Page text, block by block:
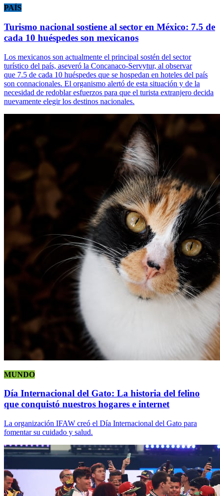
PAÍS
Turismo nacional sostiene al sector en México: 7.5 de
cada 10 huéspedes son mexicanos
Los mexicanos son actualmente el principal sostén del sector
turístico del país, aseveró la Concanaco-Servytur, al observar
que 7.5 de cada 10 huéspedes que se hospedan en hoteles del país
son connacionales. El organismo alertó de esta situación y de la
necesidad de redoblar esfuerzos para que el turista extranjero decida
nuevamente elegir los destinos nacionales.
MUNDO
Día Internacional del Gato: La historia del felino
que conquistó nuestros hogares e internet
La organización IFAW creó el Día Internacional del Gato para
fomentar su cuidado y salud.